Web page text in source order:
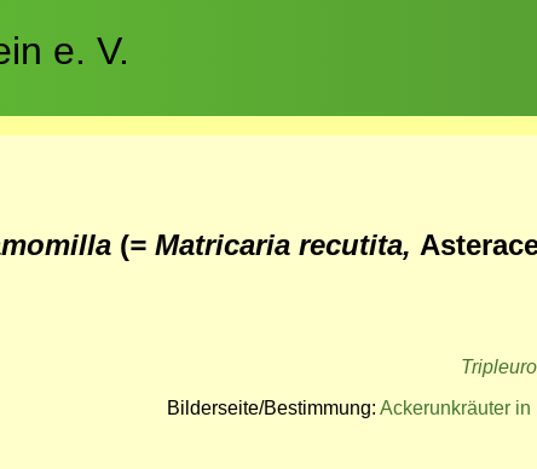
e. V.
(= Matricaria recutita,
Bilderseite/Bestimmung: Ackerunkräuter